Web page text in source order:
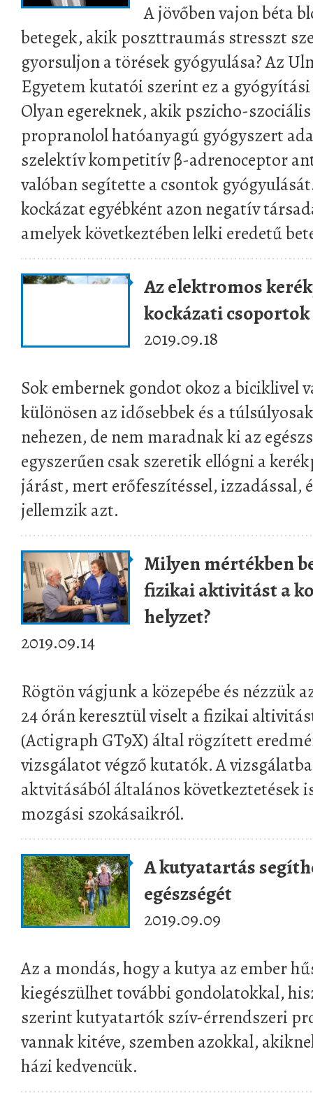
A jövőben vajon béta
betegek, akik poszttraumás stresszt
gyorsuljon a törések gyógyulása? Az
Egyetem kutatói szerint ez a
Olyan egereknek, akik pszicho-
propranolol hatóanyagú gyógyszert
szelektív kompetitív β-adrenoceptor
valóban segítette a csontok
kockázat egyébként azon negatív
amelyek következtében lelki eredetű
Az elektromos
kockázati csoportok
2019.09.18
Sok embernek gondot okoz a biciklivel
különösen az idősebbek és a
nehezen, de nem maradnak ki az
egyszerűen csak szeretik ellógni a
járást, mert erőfeszítéssel, izzadással,
jellemzik azt.
Milyen mértékben
fizikai aktivitást a
helyzet?
2019.09.14
Rögtön vágjunk a közepébe és nézzük
24 órán keresztül viselt a fizikai
(Actigraph GT9X) által rögzített
vizsgálatot végző kutatók. A
aktvitásából általános következtetések
mozgási szokásaikról.
A kutyatartás
egészségét
2019.09.09
Az a mondás, hogy a kutya az ember
kiegészülhet további gondolatokkal,
szerint kutyatartók szív-érrendszeri
vannak kitéve, szemben azokkal,
házi kedvencük.